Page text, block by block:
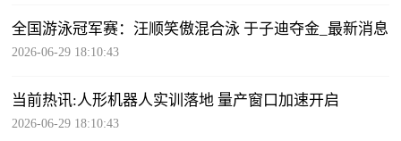
全国游泳冠军赛：汪顺笑傲混合泳 于子迪夺金_最新消息
2026-06-29 18:10:43
当前热讯:人形机器人实训落地 量产窗口加速开启
2026-06-29 18:10:43